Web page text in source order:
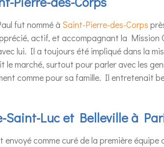
fut nommé à Saint-Pierre-des-Corps
actif, et accompagnant la Mission
lui. Il a toujours été impliqué dans la
le marché, surtout pour parler avec les
comme pour sa famille. Il entretenait
Saint-Luc et Belleville à
envoyé comme curé de la première équipe